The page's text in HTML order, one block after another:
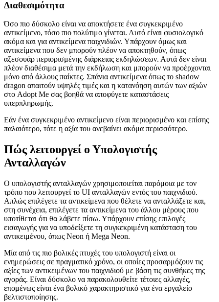
Διαθεσιμότητα
Όσο πιο δύσκολο είναι να αποκτήσετε ένα συγκεκριμένο
αντικείμενο, τόσο πιο πολύτιμο γίνεται. Αυτό είναι φυσιολογικό
ακόμα και για αντικείμενα παιχνιδιών. Υπάρχουν όμως και
αντικείμενα που δεν μπορούν πλέον να αποκτηθούν, όπως
αξεσουάρ περιορισμένης διάρκειας εκδηλώσεων. Αυτά δεν είναι
πλέον διαθέσιμα μετά την εκδήλωση και μπορούν να προέρχονται
μόνο από άλλους παίκτες. Σπάνια αντικείμενα όπως το shadow
dragon απαιτούν υψηλές τιμές και η κατανόηση αυτών των αξιών
στο Adopt Me σας βοηθά να αποφύγετε καταστάσεις
υπερπληρωμής.
Εάν ένα συγκεκριμένο αντικείμενο είναι περιορισμένο και επίσης
παλαιότερο, τότε η αξία του ανεβαίνει ακόμα περισσότερο.
Πώς λειτουργεί ο Υπολογιστής
Ανταλλαγών
Ο υπολογιστής ανταλλαγών χρησιμοποιείται παρόμοια με τον
τρόπο που λειτουργεί το UI ανταλλαγών εντός του παιχνιδιού.
Απλώς επιλέγετε τα αντικείμενα που θέλετε να ανταλλάξετε και,
στη συνέχεια, επιλέγετε τα αντικείμενα του άλλου μέρους που
υποτίθεται ότι θα λάβετε πίσω. Υπάρχουν επίσης επιλογές
εισαγωγής για να υποδείξετε τη συγκεκριμένη κατάσταση του
αντικειμένου, όπως Neon ή Mega Neon.
Μία από τις πιο βολικές πτυχές του υπολογιστή είναι οι
ενημερώσεις σε πραγματικό χρόνο, οι οποίες προσαρμόζουν τις
αξίες των αντικειμένων του παιχνιδιού με βάση τις συνθήκες της
αγοράς. Είναι δύσκολο να παρακολουθείτε τέτοιες αλλαγές,
επομένως είναι ένα βολικό χαρακτηριστικό για ένα εργαλείο
βελτιστοποίησης.